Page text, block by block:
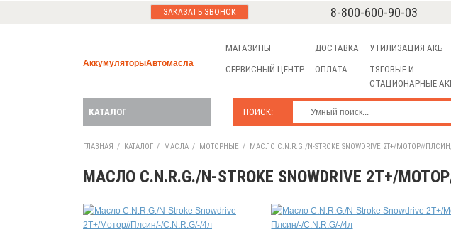
ЗАКАЗАТЬ ЗВОНОК 8-800-600-90-03
АккумуляторыАвтомасла
МАГАЗИНЫ
СЕРВИСНЫЙ ЦЕНТР
ДОСТАВКА
ОПЛАТА
УТИЛИЗАЦИЯ АКБ
ТЯГОВЫЕ И
СТАЦИОНАРНЫЕ
ПОИСК:
КАТАЛОГ
ГЛАВНАЯ / КАТАЛОГ / МАСЛА / МОТОРНЫЕ / МАСЛО C.N.R.G./N-STROKE SNOWDRIVE 2T+/МОТОР//
МАСЛО C.N.R.G./N-STROKE SNOWDRIVE 2T+/